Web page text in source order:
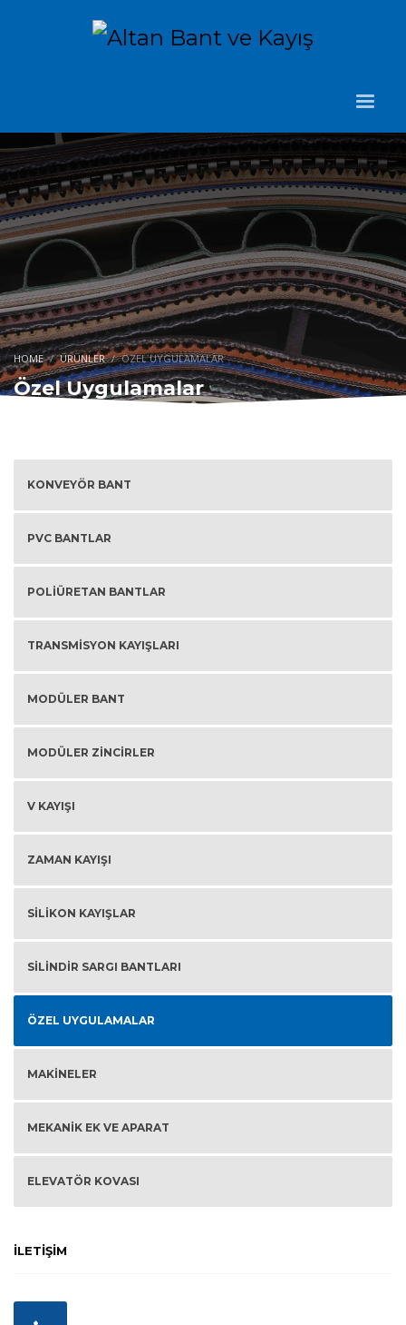
HOME ÜRÜNLER ÖZEL UYGULAMALAR
Özel Uygulamalar
KONVEYÖR BANT
PVC BANTLAR
POLIÜRETAN BANTLAR
TRANSMISYON KAYIŞLARI
MODÜLER BANT
MODÜLER ZINCIRLER
V KAYIŞI
ZAMAN KAYIŞI
SILIKON KAYIŞLAR
SILINDIR SARGI BANTLARI
ÖZEL UYGULAMALAR
MAKINELER
MEKANIK EK VE APARAT
ELEVATÖR KOVASI
İLETİŞİM